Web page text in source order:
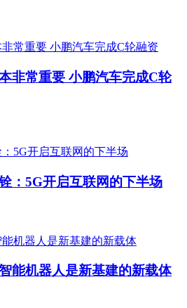
非常重要 小鹏汽车完成C轮
：5G开启互联网的下半场
能机器人是新基建的新载体